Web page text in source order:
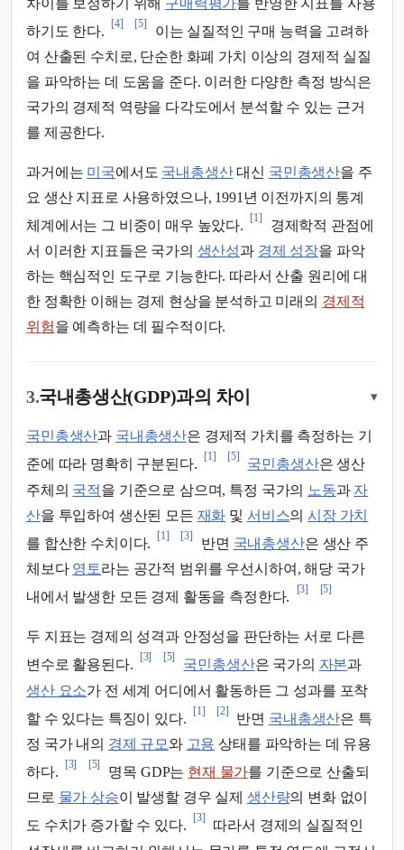
하기도 한다.
[4] [5]
이는 실질적인 구매 능력을 고려하
여 산출된 수치로, 단순한 화폐 가치 이상의 경제적 실질
을 파악하는 데 도움을 준다. 이러한 다양한 측정 방식은
국가의 경제적 역량을 다각도에서 분석할 수 있는 근거
를 제공한다.
과거에는 미국에서도 국내총생산대신 국민총생산을 주
요 생산 지표로 사용하였으나, 1991년 이전까지의 통계
체계에서는 그 비중이 매우 높았다.
[1]
경제학적 관점에
서 이러한 지표들은 국가의 생산성과 경제 성장을 파악
하는 핵심적인 도구로 기능한다. 따라서 산출 원리에 대
한 정확한 이해는 경제 현상을 분석하고 미래의 경제적
위험을 예측하는 데 필수적이다.
3.국내총생산(GDP)과의 차이 ▾
국민총생산과 국내총생산은 경제적 가치를 측정하는 기
준에 따라 명확히 구분된다.
[1] [5]
국민총생산은 생산
주체의 국적을 기준으로 삼으며, 특정 국가의 노동과 자
산을 투입하여 생산된 모든 재화 및 서비스의시장 가치
를 합산한 수치이다.
[1] [3]
반면 국내총생산은 생산 주
체보다 영토라는 공간적 범위를 우선시하여, 해당 국가
내에서 발생한 모든 경제 활동을 측정한다.
[3] [5]
두 지표는 경제의 성격과 안정성을 판단하는 서로 다른
변수로 활용된다.
[3] [5]
국민총생산은 국가의 자본과
생산 요소가 전 세계 어디에서 활동하든 그 성과를 포착
할 수 있다는 특징이 있다.
[1] [2]
반면 국내총생산은 특
정 국가 내의 경제 규모 와 고용 상태를 파악하는 데 유용
하다.
[3] [5]
명목 GDP는 현재 물가를 기준으로 산출되
므로 물가 상승이 발생할 경우 실제 생산량의 변화 없이
도 수치가 증가할 수 있다.
[3]
따라서 경제의 실질적인